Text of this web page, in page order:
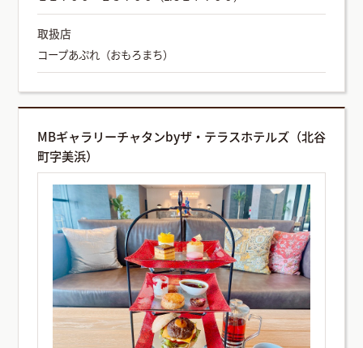
取扱店
コープあぷれ（おもろまち）
MBギャラリーチャタンbyザ・テラスホテルズ（北谷
町字美浜）